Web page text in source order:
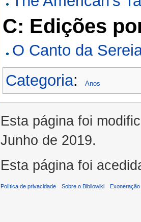
C: Edições
O Canto da
Categoria: Anos
Esta página foi
Junho de 2019.
Esta página foi
Política de privacidade Sobre o Bibliowiki